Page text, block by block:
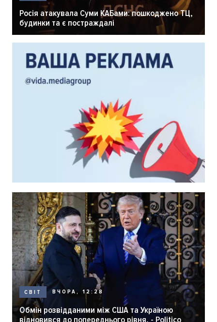
Росія атакувала Суми КАБами: пошкоджено ТЦ,
будинки та є постраждалі
СВІТ ВЧОРА, 12:28
Обмін розвідданими між США та Україною
відновився до попереднього рівня, - Politico